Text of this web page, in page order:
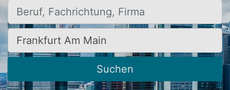
Beruf, Fachrichtung, Firma
Ort, Stadt
Suchen